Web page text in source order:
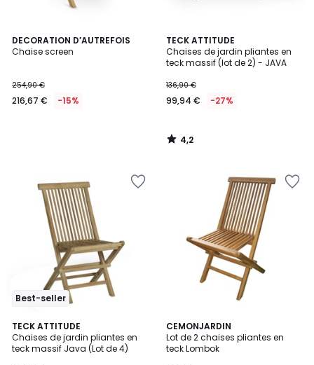
DECORATION D’AUTREFOIS
Chaise screen
€
au
réduction
appliquée.
254,90 €
216,67 € -15%
TECK ATTITUDE
Chaises de jardin pliantes en
teck massif (lot de 2) - JAVA
136,90 €
99,94 € -27%
4,2
/ 5
4,2
/
Best-seller
TECK ATTITUDE
Chaises de jardin pliantes en
teck massif Java (Lot de 4)
CEMONJARDIN
Lot de 2 chaises pliantes en
teck Lombok